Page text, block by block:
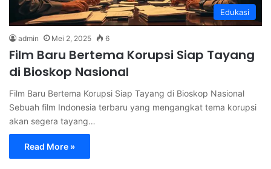
Edukasi
admin Mei 2, 2025 6
Film Baru Bertema Korupsi Siap Tayang
di Bioskop Nasional
Film Baru Bertema Korupsi Siap Tayang di Bioskop Nasional
Sebuah film Indonesia terbaru yang mengangkat tema korupsi
akan segera tayang…
Read More »